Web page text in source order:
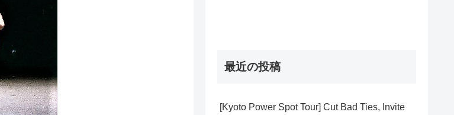
最近の投稿
[Kyoto Power Spot Tour] Cut Bad Ties, Invite